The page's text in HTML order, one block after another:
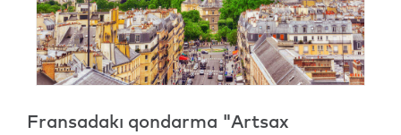
Fransadakı qondarma "Artsax